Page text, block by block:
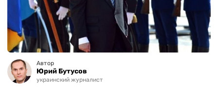
Автор
Юрий Бутусов
украинский журналист